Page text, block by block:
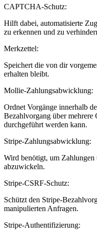
CAPTCHA-Schutz:
Hilft dabei, automatisierte
zu erkennen und zu
Merkzettel:
Speichert die von dir
erhalten bleibt.
Mollie-Zahlungsabwicklung:
Ordnet Vorgänge innerhalb
Bezahlvorgang über
durchgeführt werden kann.
Stripe-Zahlungsabwicklung:
Wird benötigt, um Zahlungen
abzuwickeln.
Stripe-CSRF-Schutz:
Schützt den Stripe-
manipulierten Anfragen.
Stripe-Authentifizierung: